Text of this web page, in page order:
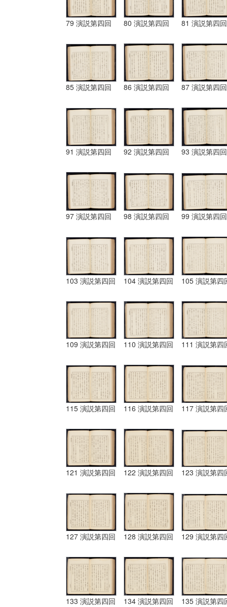
79 演説第四回 80 演説第四回 81 演説第四回
85 演説第四回 86 演説第四回 87 演説第四回
91 演説第四回 92 演説第四回 93 演説第四回
97 演説第四回 98 演説第四回 99 演説第四回
103 演説第四回 104 演説第四回 105 演説第四
109 演説第四回 110 演説第四回 111 演説第四
115 演説第四回 116 演説第四回 117 演説第四
121 演説第四回 122 演説第四回 123 演説第四
127 演説第四回 128 演説第四回 129 演説第四
133 演説第四回 134 演説第四回 135 演説第四